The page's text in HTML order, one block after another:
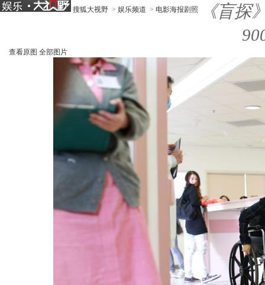
搜狐大视野 > 娱乐频道 > 电影海报剧照
《盲探
查看原图 全部图片